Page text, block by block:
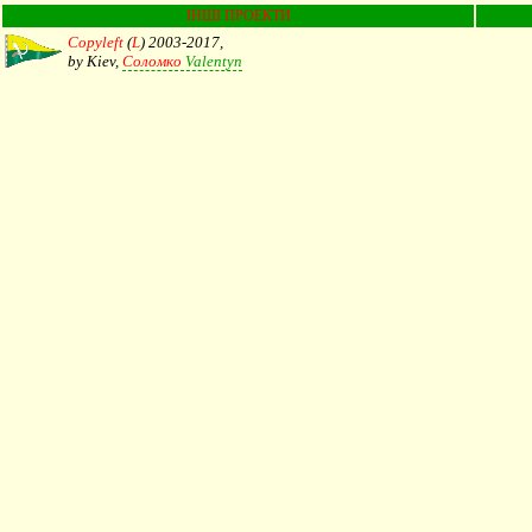
ІНШІ ПРОЕКТИ
Copyleft (L) 2003-2017,
by Kiev, Соломко Valentyn